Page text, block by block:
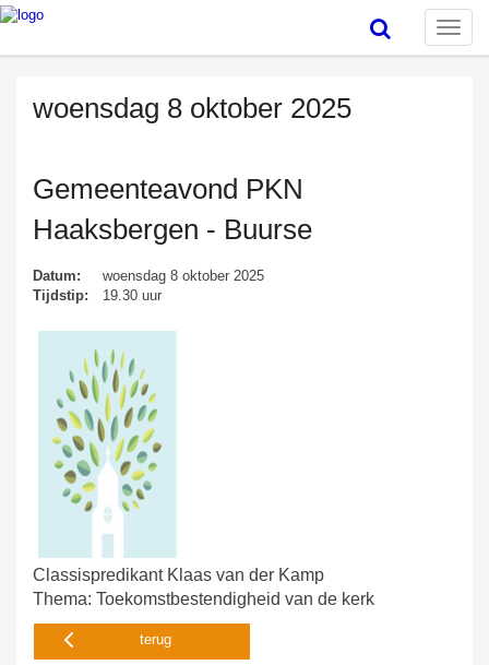
Toggle
woensdag 8 oktober 2025
Gemeenteavond PKN
Haaksbergen - Buurse
Datum:
woensdag 8 oktober 2025
Tijdstip:
19.30 uur
Classispredikant Klaas van der Kamp
Thema: Toekomstbestendigheid van de kerk
terug